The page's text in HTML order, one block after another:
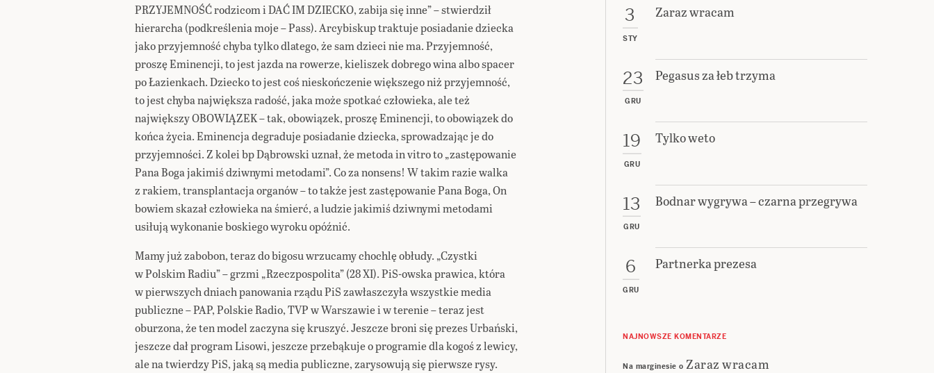
PRZYJEMNOŚĆ rodzicom i DAĆ IM DZIECKO, zabija się inne” – stwierdził
hierarcha (podkreślenia moje – Pass). Arcybiskup traktuje posiadanie dziecka
jako przyjemność chyba tylko dlatego, że sam dzieci nie ma. Przyjemność,
proszę Eminencji, to jest jazda na rowerze, kieliszek dobrego wina albo spacer
po Łazienkach. Dziecko to jest coś nieskończenie większego niż przyjemność,
to jest chyba największa radość, jaka może spotkać człowieka, ale też
największy OBOWIĄZEK – tak, obowiązek, proszę Eminencji, to obowiązek do
końca życia. Eminencja degraduje posiadanie dziecka, sprowadzając je do
przyjemności. Z kolei bp Dąbrowski uznał, że metoda in vitro to „zastępowanie
Pana Boga jakimiś dziwnymi metodami”. Co za nonsens! W takim razie walka
z rakiem, transplantacja organów – to także jest zastępowanie Pana Boga, On
bowiem skazał człowieka na śmierć, a ludzie jakimiś dziwnymi metodami
usiłują wykonanie boskiego wyroku opóźnić.
Mamy już zabobon, teraz do bigosu wrzucamy chochlę obłudy. „Czystki
w Polskim Radiu” – grzmi „Rzeczpospolita” (28 XI). PiS-owska prawica, która
w pierwszych dniach panowania rządu PiS zawłaszczyła wszystkie media
publiczne – PAP, Polskie Radio, TVP w Warszawie i w terenie – teraz jest
oburzona, że ten model zaczyna się kruszyć. Jeszcze broni się prezes Urbański,
jeszcze dał program Lisowi, jeszcze przebąkuje o programie dla kogoś z lewicy,
ale na twierdzy PiS, jaką są media publiczne, zarysowują się pierwsze rysy.
3
STY
Zaraz wracam
23
GRU
Pegasus za łeb trzyma
19
GRU
Tylko weto
13
GRU
Bodnar wygrywa – czarna przegrywa
6
GRU
Partnerka prezesa
NAJNOWSZE KOMENTARZE
Na marginesie o Zaraz wracam